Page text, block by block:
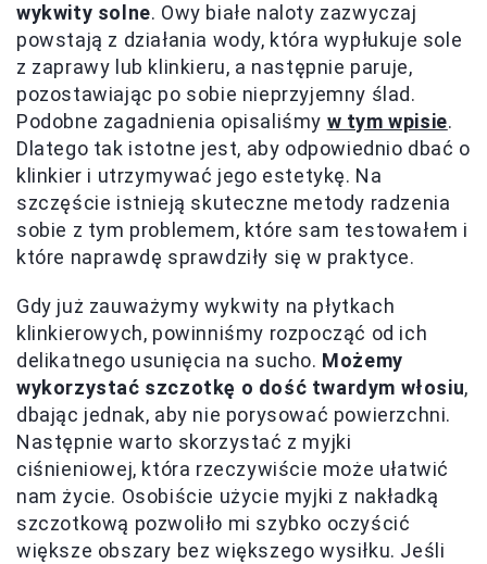
wykwity solne. Owy białe naloty zazwyczaj
powstają z działania wody, która wypłukuje sole
z zaprawy lub klinkieru, a następnie paruje,
pozostawiając po sobie nieprzyjemny ślad.
Podobne zagadnienia opisaliśmy w tym wpisie.
Dlatego tak istotne jest, aby odpowiednio dbać o
klinkier i utrzymywać jego estetykę. Na
szczęście istnieją skuteczne metody radzenia
sobie z tym problemem, które sam testowałem i
które naprawdę sprawdziły się w praktyce.
Gdy już zauważymy wykwity na płytkach
klinkierowych, powinniśmy rozpocząć od ich
delikatnego usunięcia na sucho. Możemy
wykorzystać szczotkę o dość twardym włosiu,
dbając jednak, aby nie porysować powierzchni.
Następnie warto skorzystać z myjki
ciśnieniowej, która rzeczywiście może ułatwić
nam życie. Osobiście użycie myjki z nakładką
szczotkową pozwoliło mi szybko oczyścić
większe obszary bez większego wysiłku. Jeśli